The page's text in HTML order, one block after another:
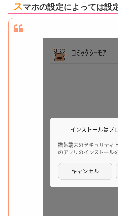
スマホの設定によっては設